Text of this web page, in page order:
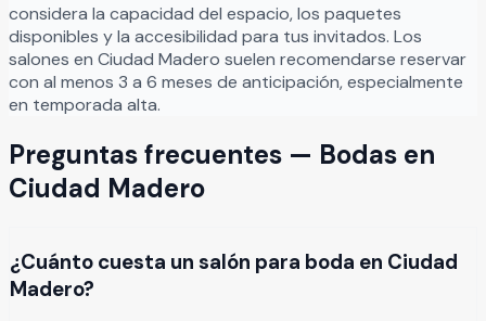
considera la capacidad del espacio, los paquetes
disponibles y la accesibilidad para tus invitados. Los
salones en Ciudad Madero suelen recomendarse reservar
con al menos 3 a 6 meses de anticipación, especialmente
en temporada alta.
Preguntas frecuentes — Bodas en
Ciudad Madero
¿Cuánto cuesta un salón para boda en Ciudad
Madero?